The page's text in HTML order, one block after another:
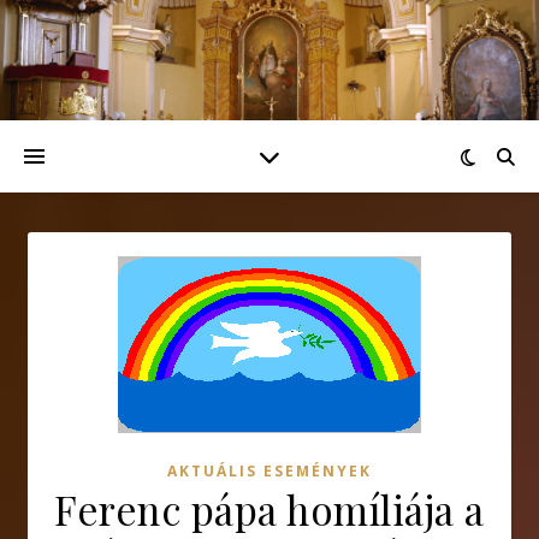
AKTUÁLIS ESEMÉNYEK
Ferenc pápa homíliája a